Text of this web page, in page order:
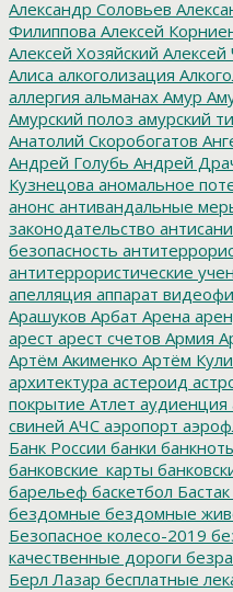
Александр Соловьев
Филиппова Алексей
Алексей Хозяйский
Алиса алкоголизация
аллергия альманах Амур
Амурский полоз амурский
Анатолий Скоробогатов
Андрей Голубь Андрей
Кузнецова аномальное
анонс антивандальные
законодательство
безопасность
антитеррористические
апелляция аппарат
Арашуков Арбат Арена
арест арест счетов Армия
Артём Акименко Артём
архитектура астероид
покрытие Атлет аудиенция
свиней АЧС аэропорт
Банк России банки
банковские_карты
барельеф баскетбол Бастак
бездомные бездомные
Безопасное колесо-2019
качественные дороги
Берл Лазар бесплатные